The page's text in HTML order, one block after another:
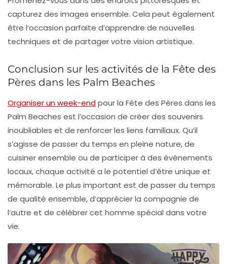
capturez des images ensemble. Cela peut également
être l’occasion parfaite d’apprendre de nouvelles
techniques et de partager votre vision artistique.
Conclusion sur les activités de la Fête des
Pères dans les Palm Beaches
Organiser un week-endpour la Fête des Pères dans les
Palm Beaches est l’occasion de créer des souvenirs
inoubliables et de renforcer les liens familiaux. Qu’il
s’agisse de passer du temps en pleine nature, de
cuisiner ensemble ou de participer à des événements
locaux, chaque activité a le potentiel d’être unique et
mémorable. Le plus important est de passer du temps
de qualité ensemble, d’apprécier la compagnie de
l’autre et de célébrer cet homme spécial dans votre
vie.